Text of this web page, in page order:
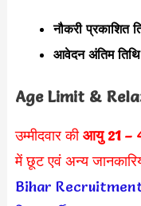
नौकरी प्रकाशित
आवेदन अंतिम
Age Limit &
उम्मीदवार कीआयु 21 –
में छूट एवं अन्य
Bihar